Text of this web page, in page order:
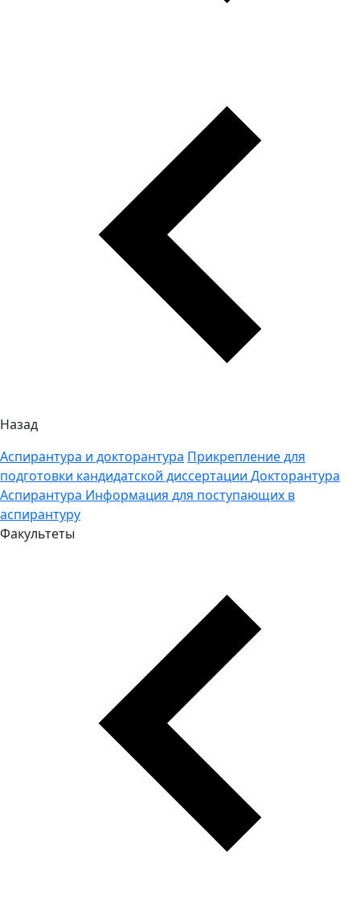
Назад
Аспирантура и докторантура Прикрепление для
подготовки кандидатской диссертации Докторантура
Аспирантура Информация для поступающих в
аспирантуру
Факультеты